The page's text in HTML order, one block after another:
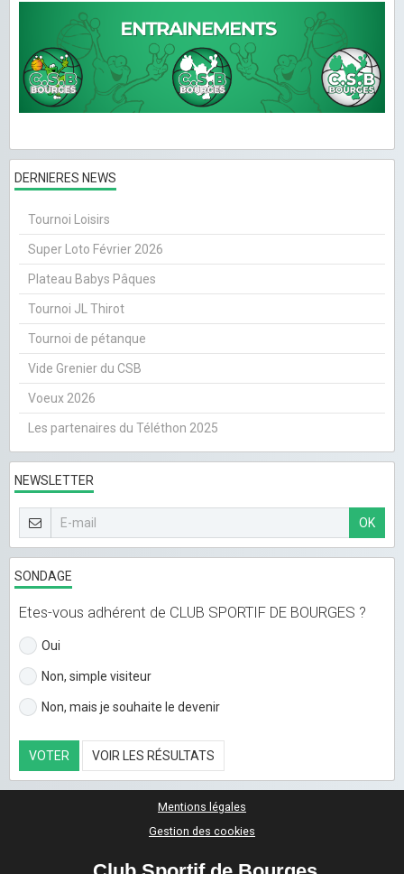
DERNIERES NEWS
Tournoi Loisirs
Super Loto Février 2026
Plateau Babys Pâques
Tournoi JL Thirot
Tournoi de pétanque
Vide Grenier du CSB
Voeux 2026
Les partenaires du Téléthon 2025
NEWSLETTER
OK
SONDAGE
Etes-vous adhérent de CLUB SPORTIF DE BOURGES ?
Oui
Non, simple visiteur
Non, mais je souhaite le devenir
VOTER VOIR LES RÉSULTATS
Mentions légales
Gestion des cookies